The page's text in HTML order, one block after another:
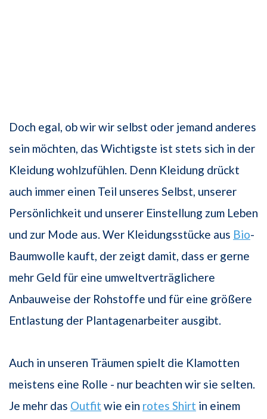
Doch egal, ob wir wir selbst oder jemand anderes
sein möchten, das Wichtigste ist stets sich in der
Kleidung wohlzufühlen. Denn Kleidung drückt
auch immer einen Teil unseres Selbst, unserer
Persönlichkeit und unserer Einstellung zum Leben
und zur Mode aus. Wer Kleidungsstücke aus Bio-
Baumwolle kauft, der zeigt damit, dass er gerne
mehr Geld für eine umweltverträglichere
Anbauweise der Rohstoffe und für eine größere
Entlastung der Plantagenarbeiter ausgibt.
Auch in unseren Träumen spielt die Klamotten
meistens eine Rolle - nur beachten wir sie selten.
Je mehr das Outfit wie ein rotes Shirt in einem